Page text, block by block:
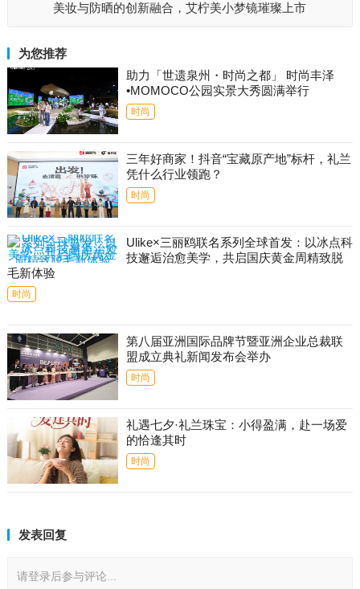
美妆与防晒的创新融合，艾柠美小梦镜璀璨上市
为您推荐
助力「世遗泉州・时尚之都」 时尚丰泽
•MOMOCO公园实景大秀圆满举行
时尚
三年好商家！抖音“宝藏原产地”标杆，礼兰
凭什么行业领跑？
时尚
Ulike×三丽鸥联名系列全球首发：以冰点科
技邂逅治愈美学，共启国庆黄金周精致脱
毛新体验
时尚
第八届亚洲国际品牌节暨亚洲企业总裁联
盟成立典礼新闻发布会举办
时尚
礼遇七夕·礼兰珠宝：小得盈满，赴一场爱
的恰逢其时
时尚
发表回复
请登录后参与评论...